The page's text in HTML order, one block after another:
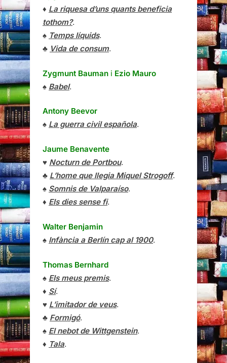
♦ La riquesa d’uns quants beneficia
tothom?.
♠ Temps líquids.
♣ Vida de consum.
Zygmunt Bauman i Ezio Mauro
♠ Babel.
Antony Beevor
♠ La guerra civil española.
Jaume Benavente
♥ Nocturn de Portbou.
♣ L’home que llegia Miquel Strogoff.
♠ Somnis de Valparaíso.
♦ Els dies sense fi.
Walter Benjamin
♠ Infància a Berlín cap al 1900.
Thomas Bernhard
♠ Els meus premis.
♦ Sí.
♥ L’imitador de veus.
♣ Formigó.
♠ El nebot de Wittgenstein.
♦ Tala.